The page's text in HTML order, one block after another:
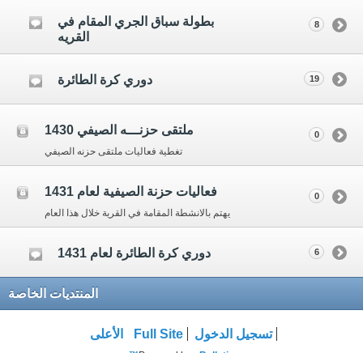
بطولة سباق الجري المقام في
القريه
8
دوري كرة الطائرة 19
ملتقى حزنـــه الصيفي 1430
تغطية فعاليات ملتقى حزنه الصيفي
0
فعاليات حزنة الصيفية لعام 1431
يهتم بالانشطة المقامة في القرية خلال هذا العام
0
دوري كرة الطائرة لعام 1431 6
المنتديات الخاصة
تسجيل الدخول Full Site الأعلى